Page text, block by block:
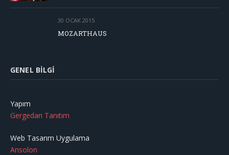
30 OCAK 2015
MOZARTHAUS
GENEL BILGI
Yapım
Gergedan Tanıtım
Web Tasarım Uygulama
Ansolon